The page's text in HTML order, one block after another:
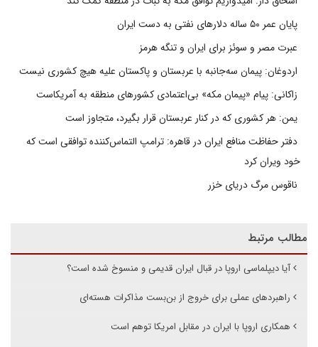
پایان عمر ۵۰ ساله دلارهای نفتی به دست ایران
عبرت مصر و سوئز برای ایران و تنگه هرمز
اردوغان: پیمان سه‌جانبه با عربستان و پاکستان علیه هیچ کشوری نیست
زاکانی: پیام «پیمان مکه» بی‌اعتمادی کشورهای منطقه به آمریکاست
یمن: هر کشوری که در کنار عربستان قرار بگیرد، متجاوز است
دفتر حفاظت منافع ایران در قاهره: ترامپ التماس‌کننده توافقی است که
خود ویران کرد
ناقوس مرگ دریای خزر
مطالب مرتبط
آیا دیپلماسی اروپا در قبال ایران قدیمی و منسوخ شده است؟
راهبردهای عملی برای خروج از بن‌بست مذاکرات هسته‌ای
همکاری اروپا با ایران در مقابل امریکا توهم است